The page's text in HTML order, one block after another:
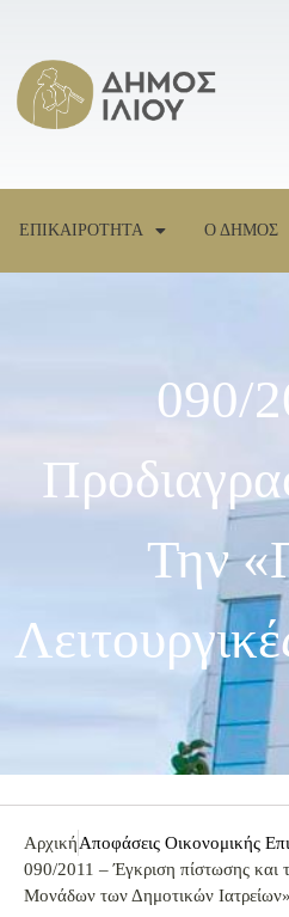
ΕΠΙΚΑΙΡΟΤΗΤΑ Ο ΔΗΜΟΣ
090/
Την
ΑρχικήΑποφάσεις Οικονομικής
090/2011 – Έγκριση πίστωσης και
Μονάδων των Δημοτικών